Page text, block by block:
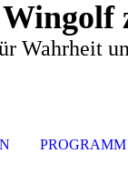
Wahrheit
PROGRAMM